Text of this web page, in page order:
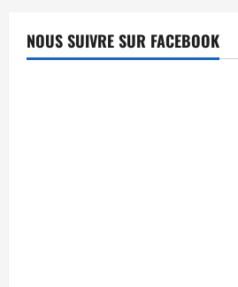
NOUS SUIVRE SUR FACEBOOK